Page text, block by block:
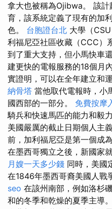
拿大也被稱為Ojibwa。 該
育，該系統定義了現有的加
色。 台胞證台北 大學（
利福尼亞社區收藏（CCC）
到了重大支持，但小馬快車
建更快的電報服務的18個月
實證明，可以在全年建立和
納骨塔 當他取代電報時，小
國西部的一部分。 免費按摩
騎兵和快速馬匹的能力和毅
美國嚴厲的截止日期個人主
前，加利福尼亞是第一個成
在墨西哥獨立之後，新國家
月嫂一天多少錢 同時，美國
在1846年墨西哥裔美國人戰
seo 在該州南部，例如洛杉
和的冬季和乾燥的夏季主導。